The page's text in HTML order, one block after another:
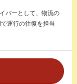
バーとして、物流の
運行の往復を担当